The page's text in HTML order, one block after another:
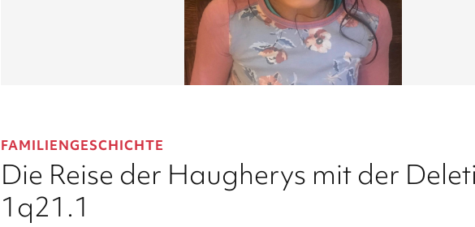
FAMILIENGESCHICHTE
Die Reise der Haugherys mit der
1q21.1